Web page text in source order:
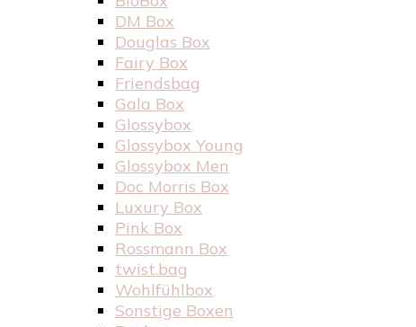
DM Box
Douglas Box
Fairy Box
Friendsbag
Gala Box
Glossybox
Glossybox Young
Glossybox Men
Doc Morris Box
Luxury Box
Pink Box
Rossmann Box
twist.bag
Wohlfühlbox
Sonstige Boxen